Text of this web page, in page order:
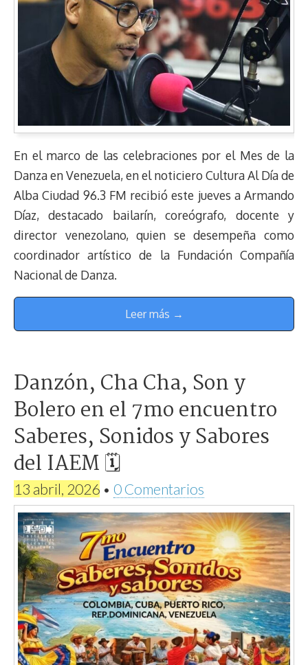
En el marco de las celebraciones por el Mes de la
Danza en Venezuela, en el noticiero Cultura Al Día de
Alba Ciudad 96.3 FM recibió este jueves a Armando
Díaz, destacado bailarín, coreógrafo, docente y
director venezolano, quien se desempeña como
coordinador artístico de la Fundación Compañía
Nacional de Danza.
Leer más →
Danzón, Cha Cha, Son y
Bolero en el 7mo encuentro
Saberes, Sonidos y Sabores
del IAEM 🗓
13 abril, 2026 • 0 Comentarios